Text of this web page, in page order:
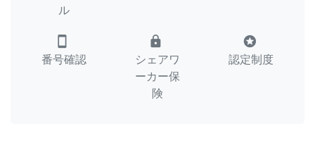
ル
smartphone
番号確認
lock
シェアワ
ーカー保
険
stars
認定制度